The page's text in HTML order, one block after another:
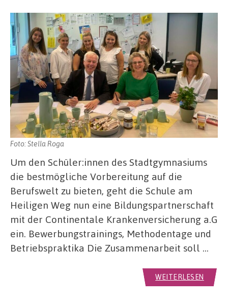
Foto: Stella Roga
Um den Schüler:innen des Stadtgymnasiums
die bestmögliche Vorbereitung auf die
Berufswelt zu bieten, geht die Schule am
Heiligen Weg nun eine Bildungspartnerschaft
mit der Continentale Krankenversicherung a.G
ein. Bewerbungstrainings, Methodentage und
Betriebspraktika Die Zusammenarbeit soll …
WEITERLESEN